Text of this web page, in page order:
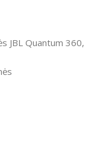
JBL Quantum 360,